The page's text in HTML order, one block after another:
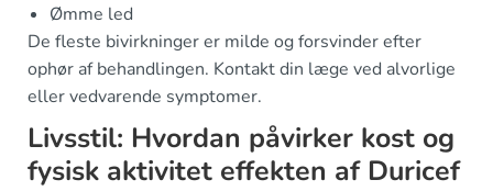
Ømme led
De fleste bivirkninger er milde og forsvinder efter
ophør af behandlingen. Kontakt din læge ved alvorlige
eller vedvarende symptomer.
Livsstil: Hvordan påvirker kost og
fysisk aktivitet effekten af Duricef